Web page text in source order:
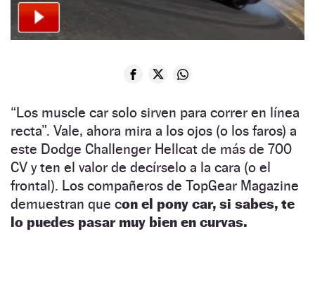
“Los muscle car solo sirven para correr en línea
recta”. Vale, ahora mira a los ojos (o los faros) a
este Dodge Challenger Hellcat de más de 700
CV y ten el valor de decírselo a la cara (o el
frontal). Los compañeros de TopGear Magazine
demuestran que con el pony car, si sabes, te
lo puedes pasar muy bien en curvas.